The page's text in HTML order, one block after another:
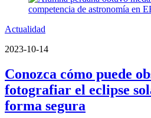
Actualidad
2023-10-14
Conozca cómo puede
fotografiar el eclipse
forma segura